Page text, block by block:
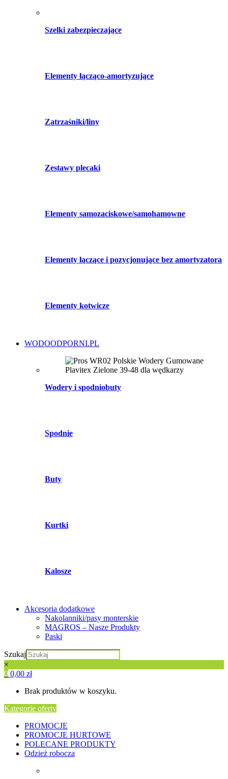
Szelki zabezpieczające
Elementy łącząco-amortyzujące
Zatrzaśniki/liny
Zestawy plecaki
Elementy samozaciskowe/samohamowne
Elementy łączące i pozycjonujące bez amortyzatora
Elementy kotwicze
WODOODPORNI.PL
Wodery i spodniobuty
Spodnie
Buty
Kurtki
Kalosze
Akcesoria dodatkowe
Nakolanniki/pasy monterskie
MAGROS – Nasze Produkty
Paski
Szukaj
×
0 0,00 zł
Brak produktów w koszyku.
Kategorie oferty
PROMOCJE
PROMOCJE HURTOWE
POLECANE PRODUKTY
Odzież robocza